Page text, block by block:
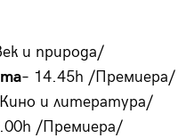
и природа/
– 14.45h /Премиера/
и литература/
/Премиера/